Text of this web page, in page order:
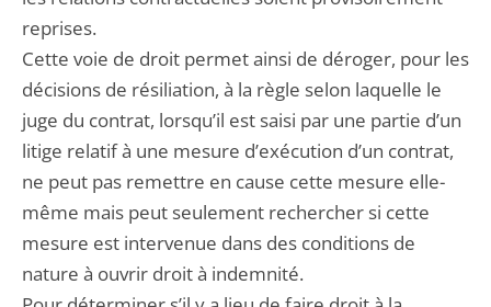
reprises.
Cette voie de droit permet ainsi de déroger, pour les
décisions de résiliation, à la règle selon laquelle le
juge du contrat, lorsqu’il est saisi par une partie d’un
litige relatif à une mesure d’exécution d’un contrat,
ne peut pas remettre en cause cette mesure elle-
même mais peut seulement rechercher si cette
mesure est intervenue dans des conditions de
nature à ouvrir droit à indemnité.